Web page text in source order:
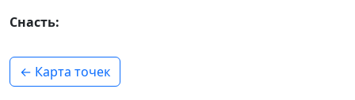
Снасть:
← Карта точек